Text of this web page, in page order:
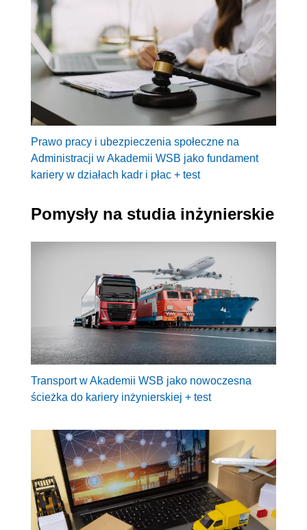
Prawo pracy i ubezpieczenia społeczne na
Administracji w Akademii WSB jako fundament
kariery w działach kadr i płac + test
Pomysły na studia inżynierskie
Transport w Akademii WSB jako nowoczesna
ścieżka do kariery inżynierskiej + test